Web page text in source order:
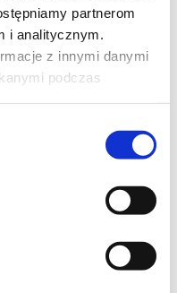
partnerom
i analitycznym.
z innymi danymi
podczas